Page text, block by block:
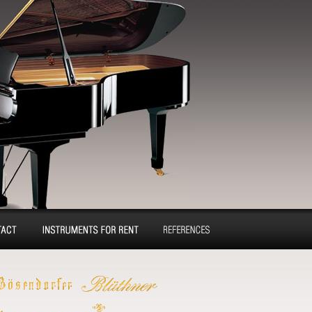
Pianos and concert
grands for rent
Reference